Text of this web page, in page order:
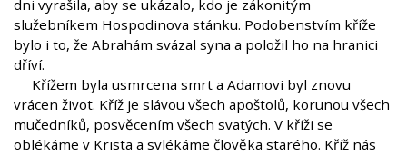
dni vyrašila, aby se ukázalo, kdo je zákonitým
služebníkem Hospodinova stánku. Podobenstvím kříže
bylo i to, že Abrahám svázal syna a položil ho na hranici
dříví.
Křížem byla usmrcena smrt a Adamovi byl znovu
vrácen život. Kříž je slávou všech apoštolů, korunou všech
mučedníků, posvěcením všech svatých. V kříži se
oblékáme v Krista a svlékáme člověka starého. Kříž nás